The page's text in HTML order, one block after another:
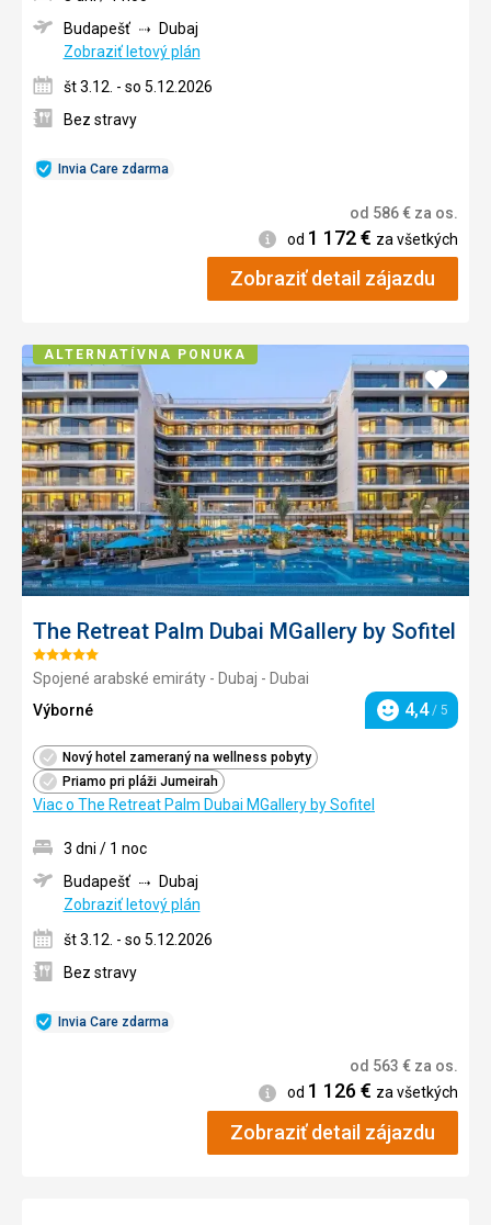
Invia Care zdarma
Budapešť
Dubaj
Zobraziť letový plán
št 3.12. - so 5.12.2026
Bez stravy
od 586€ za os.
Informácie
od 1 172€ za všetkých
Zobraziť detail zájazdu
The Retreat Palm Dubai MGallery by Sofitel
Hodnotenie:
5/5
Spojené arabské emiráty - Dubaj - Dubai
Výborné
Hodnotenie
4,4/ 5
Nový hotel zameraný na wellness pobyty
Priamo pri pláži Jumeirah
Viac o The Retreat Palm Dubai MGallery by Sofitel
Pridať
do
Invia Care zdarma
3 dni / 1 noc
Budapešť
Dubaj
Zobraziť letový plán
št 3.12. - so 5.12.2026
Bez stravy
od 563 € za os.
Informácie
od 1 126€ za všetkých
Zobraziť detail zájazdu
ALTERNATÍVNA PONUKA